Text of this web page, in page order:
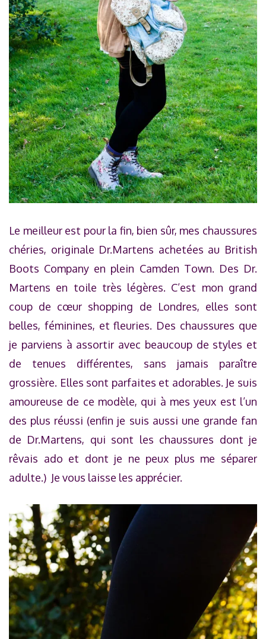
Le meilleur est pour la fin, bien sûr, mes chaussures
chéries, originale Dr.Martens achetées au British
Boots Company en plein Camden Town. Des Dr.
Martens en toile très légères. C’est mon grand
coup de cœur shopping de Londres, elles sont
belles, féminines, et fleuries. Des chaussures que
je parviens à assortir avec beaucoup de styles et
de tenues différentes, sans jamais paraître
grossière. Elles sont parfaites et adorables. Je suis
amoureuse de ce modèle, qui à mes yeux est l’un
des plus réussi (enfin je suis aussi une grande fan
de Dr.Martens, qui sont les chaussures dont je
rêvais ado et dont je ne peux plus me séparer
adulte.) Je vous laisse les apprécier.